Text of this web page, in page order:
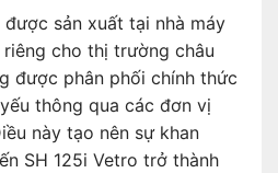
được sản xuất tại nhà máy
cho thị trường châu
được phân phối chính thức
thông qua các đơn vị
này tạo nên sự khan
SH 125i Vetro trở thành